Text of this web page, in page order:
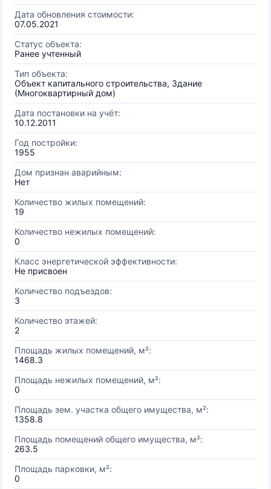
Дата обновления стоимости:
07.05.2021
Статус объекта:
Ранее учтенный
Тип объекта:
Объект капитального строительства, Здание
(Многоквартирный дом)
Дата постановки на учёт:
10.12.2011
Год постройки:
1955
Дом признан аварийным:
Нет
Количество жилых помещений:
19
Количество нежилых помещений:
0
Класс энергетической эффективности:
Не присвоен
Количество подъездов:
3
Количество этажей:
2
Площадь жилых помещений, м²:
1468.3
Площадь нежилых помещений, м²:
0
Площадь зем. участка общего имущества, м²:
1358.8
Площадь помещений общего имущества, м²:
263.5
Площадь парковки, м²:
0